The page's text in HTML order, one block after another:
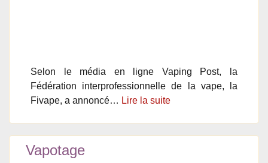
Selon le média en ligne Vaping Post, la
Fédération interprofessionnelle de la vape, la
Fivape, a annoncé… Lire la suite
Vapotage